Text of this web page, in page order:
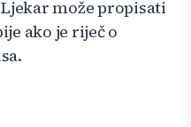
može propisati
ako je riječ o